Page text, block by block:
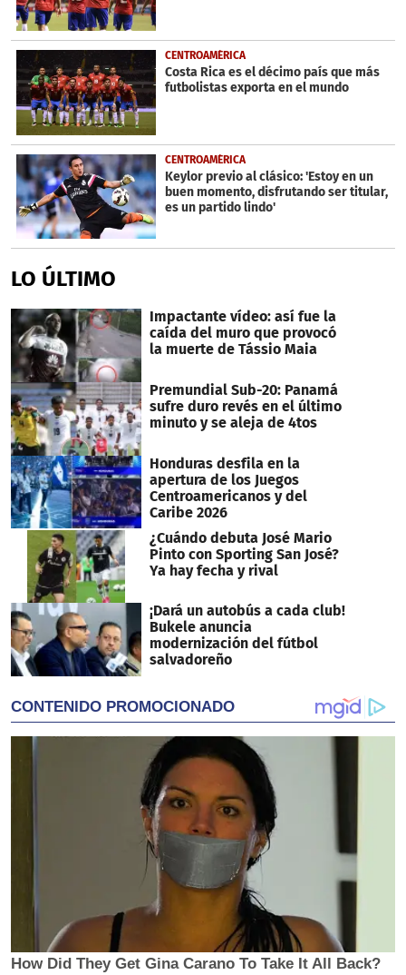
CENTROAMÉRICA
Costa Rica es el décimo país que más
futbolistas exporta en el mundo
CENTROAMÉRICA
Keylor previo al clásico: 'Estoy en un
buen momento, disfrutando ser titular,
es un partido lindo'
LO ÚLTIMO
Impactante vídeo: así fue la
caída del muro que provocó
la muerte de Tássio Maia
Premundial Sub-20: Panamá
sufre duro revés en el último
minuto y se aleja de 4tos
Honduras desfila en la
apertura de los Juegos
Centroamericanos y del
Caribe 2026
¿Cuándo debuta José Mario
Pinto con Sporting San José?
Ya hay fecha y rival
¡Dará un autobús a cada club!
Bukele anuncia
modernización del fútbol
salvadoreño